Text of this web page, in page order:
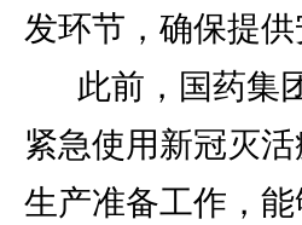
发环节，确保提
此前，国药集
紧急使用新冠灭
生产准备工作，